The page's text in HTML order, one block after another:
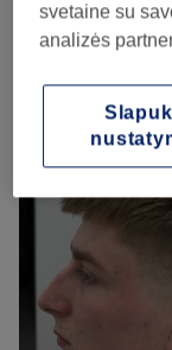
Plaukų
Mūsų darbai
Norėdami
svetaine su
analizės